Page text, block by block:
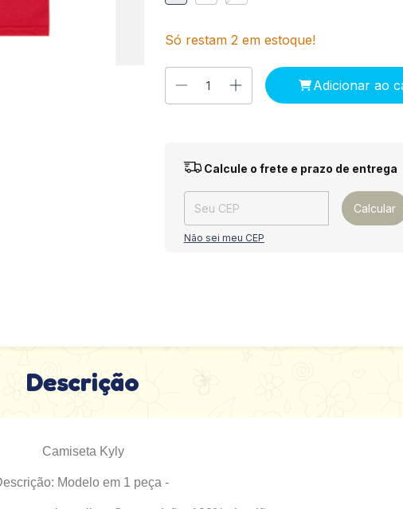
Só restam 2em estoque!
Entregas para o CEP: Alterar CEP
Calcule o frete e prazo de entrega
Calcular
Não sei meu CEP
Descrição
Camiseta Kyly
Modelo em 1 peça -